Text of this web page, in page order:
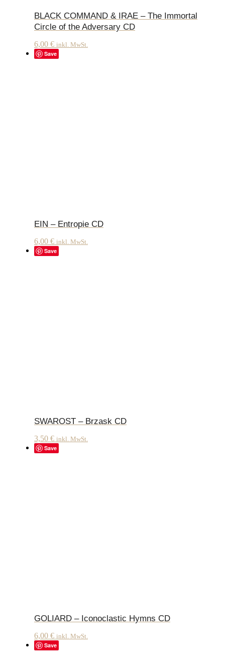
BLACK COMMAND & IRAE – The Immortal
Circle of the Adversary CD
6,00 € inkl. MwSt.
Save
EIN – Entropie CD
6,00 € inkl. MwSt.
Save
SWAROST – Brzask CD
3,50 € inkl. MwSt.
Save
GOLIARD – Iconoclastic Hymns CD
6,00 € inkl. MwSt.
Save